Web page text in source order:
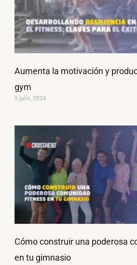
Aumenta la motivación y
gym
9 julio, 2024
Cómo construir una poderosa
en tu gimnasio